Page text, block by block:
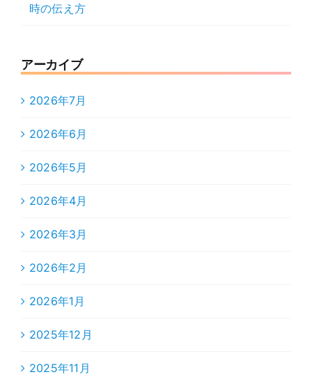
時の伝え方
アーカイブ
2026年7月
2026年6月
2026年5月
2026年4月
2026年3月
2026年2月
2026年1月
2025年12月
2025年11月